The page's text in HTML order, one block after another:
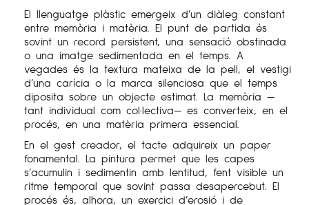
El llenguatge plàstic emergeix d’un diàleg constant
entre memòria i matèria. El punt de partida és
sovint un record persistent, una sensació obstinada
o una imatge sedimentada en el temps. A
vegades és la textura mateixa de la pell, el vestigi
d’una carícia o la marca silenciosa que el temps
diposita sobre un objecte estimat. La memòria —
tant individual com col·lectiva— es converteix, en el
procés, en una matèria primera essencial.
En el gest creador, el tacte adquireix un paper
fonamental. La pintura permet que les capes
s’acumulin i sedimentin amb lentitud, fent visible un
ritme temporal que sovint passa desapercebut. El
procés és, alhora, un exercici d’erosió i de